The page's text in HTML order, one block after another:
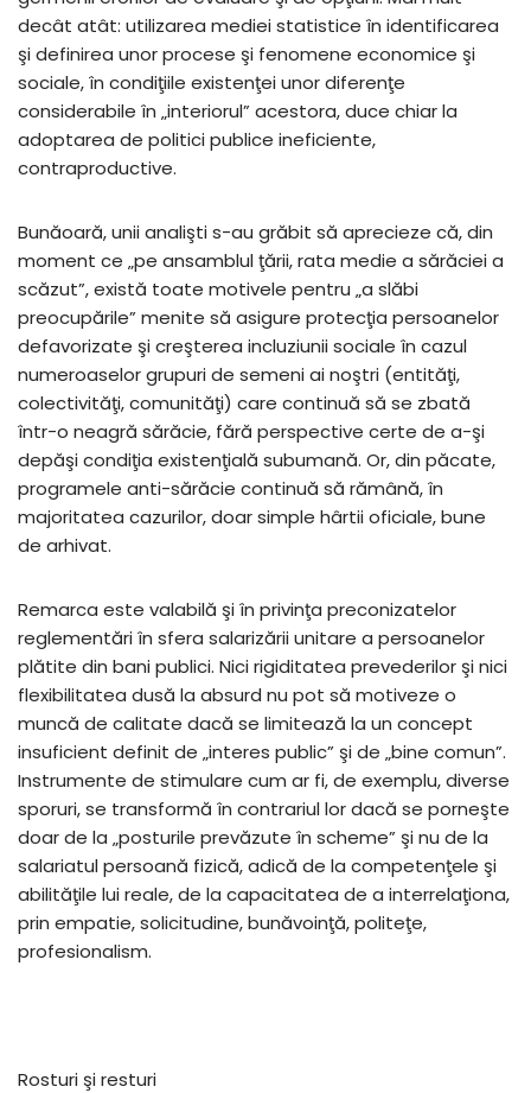
decât atât: utilizarea mediei statistice în identificarea
şi definirea unor procese şi fenomene economice şi
sociale, în condiţiile existenţei unor diferenţe
considerabile în „interiorul” acestora, duce chiar la
adoptarea de politici publice ineficiente,
contraproductive.
Bunăoară, unii analişti s-au grăbit să aprecieze că, din
moment ce „pe ansamblul ţării, rata medie a sărăciei a
scăzut”, există toate motivele pentru „a slăbi
preocupările” menite să asigure protecţia persoanelor
defavorizate şi creşterea incluziunii sociale în cazul
numeroaselor grupuri de semeni ai noştri (entităţi,
colectivităţi, comunităţi) care continuă să se zbată
într-o neagră sărăcie, fără perspective certe de a-şi
depăşi condiţia existenţială subumană. Or, din păcate,
programele anti-sărăcie continuă să rămână, în
majoritatea cazurilor, doar simple hârtii oficiale, bune
de arhivat.
Remarca este valabilă şi în privinţa preconizatelor
reglementări în sfera salarizării unitare a persoanelor
plătite din bani publici. Nici rigiditatea prevederilor şi nici
flexibilitatea dusă la absurd nu pot să motiveze o
muncă de calitate dacă se limitează la un concept
insuficient definit de „interes public” şi de „bine comun”.
Instrumente de stimulare cum ar fi, de exemplu, diverse
sporuri, se transformă în contrariul lor dacă se porneşte
doar de la „posturile prevăzute în scheme” şi nu de la
salariatul persoană fizică, adică de la competenţele şi
abilităţile lui reale, de la capacitatea de a interrelaţiona,
prin empatie, solicitudine, bunăvoinţă, politeţe,
profesionalism.
Rosturi şi resturi